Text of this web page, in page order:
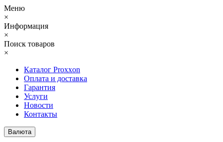
Меню
×
Информация
×
Поиск товаров
×
Каталог Proxxon
Оплата и доставка
Гарантия
Услуги
Новости
Контакты
Валюта